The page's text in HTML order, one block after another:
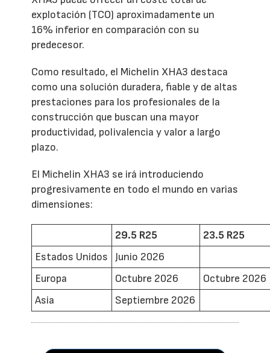
explotación (TCO) aproximadamente un
16% inferior en comparación con su
predecesor.
Como resultado, el Michelin XHA3 destaca
como una solución duradera, fiable y de altas
prestaciones para los profesionales de la
construcción que buscan una mayor
productividad, polivalencia y valor a largo
plazo.
El Michelin XHA3 se irá introduciendo
progresivamente en todo el mundo en varias
dimensiones:
29.5 R25
23.5 R25
Estados Unidos
Junio 2026
Europa
Octubre 2026
Octubre 2026
Asia
Septiembre 2026